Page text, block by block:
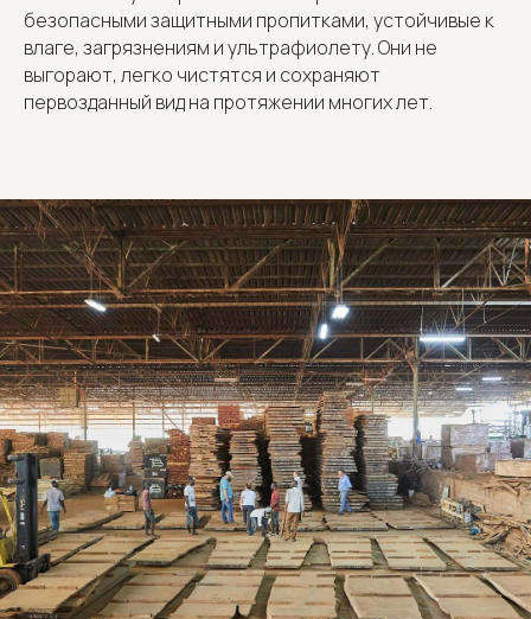
безопасными защитными пропитками, устойчивые к
влаге, загрязнениям и ультрафиолету. Они не
выгорают, легко чистятся и сохраняют
первозданный вид на протяжении многих лет.